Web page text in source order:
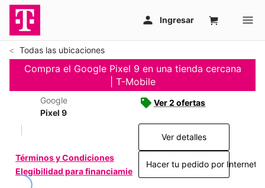
Todas las ubicaciones
Compra el Google Pixel 9 en una tienda cercana
| T-Mobile
Google
Pixel 9
Términos y Condiciones
Elegibilidad para financiamiento
Ver 2 ofertas
Ver detalles
Hacer tu pedido por Internet >